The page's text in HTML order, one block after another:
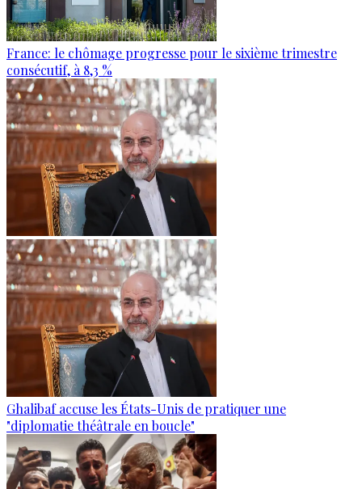
France: le chômage progresse pour le sixième trimestre
consécutif, à 8,3 %
Ghalibaf accuse les États-Unis de pratiquer une
"diplomatie théâtrale en boucle"